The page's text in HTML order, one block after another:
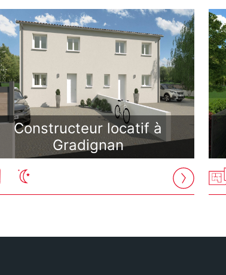
Constructeur locatif à
Gradignan